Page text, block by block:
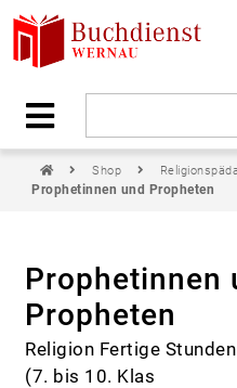
Shop
Prophetinnen und Propheten
Prophetinnen
Propheten
Religion Fertige
(7. bis 10. Klas